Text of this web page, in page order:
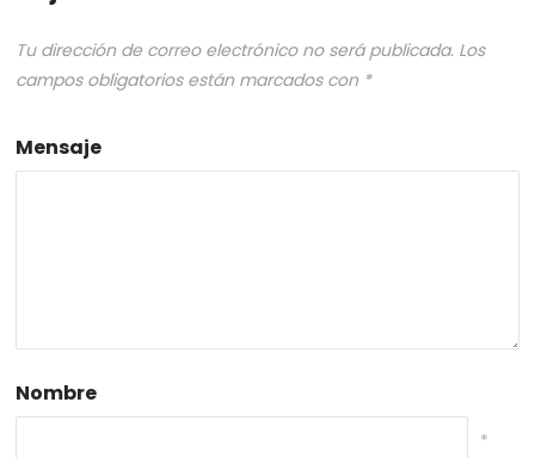
Tu dirección de correo electrónico no será publicada. Los
campos obligatorios están marcados con *
Mensaje
Nombre
*